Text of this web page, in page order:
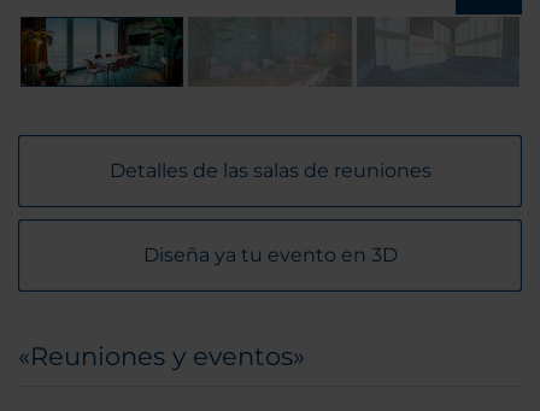
Detalles de las salas de reuniones
Diseña ya tu evento en 3D
«Reuniones y eventos»